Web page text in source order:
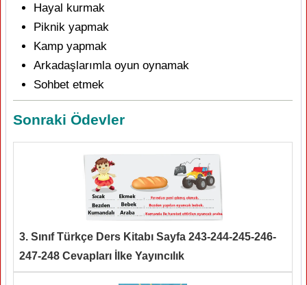
Hayal kurmak
Piknik yapmak
Kamp yapmak
Arkadaşlarımla oyun oynamak
Sohbet etmek
Sonraki Ödevler
3. Sınıf Türkçe Ders Kitabı Sayfa 243-244-245-246-
247-248 Cevapları İlke Yayıncılık